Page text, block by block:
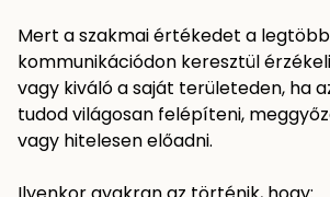
Mert a szakmai értékedet a
kommunikációdon keresztül
vagy kiváló a saját területeden, ha
tudod világosan felépíteni,
vagy hitelesen előadni.